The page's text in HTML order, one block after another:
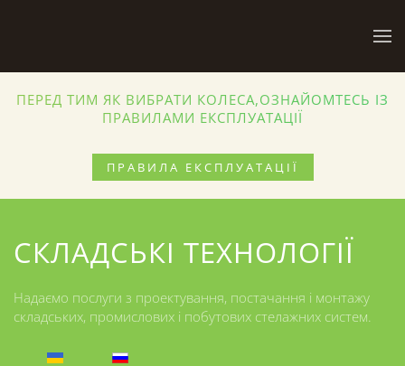
ПЕРЕД ТИМ ЯК ВИБРАТИ КОЛЕСА,ОЗНАЙОМТЕСЬ ІЗ
ПРАВИЛАМИ ЕКСПЛУАТАЦІЇ
ПРАВИЛА ЕКСПЛУАТАЦІЇ
СКЛАДСЬКІ ТЕХНОЛОГІЇ
Надаємо послуги з проектування, постачання і монтажу
складських, промислових і побутових стелажних систем.